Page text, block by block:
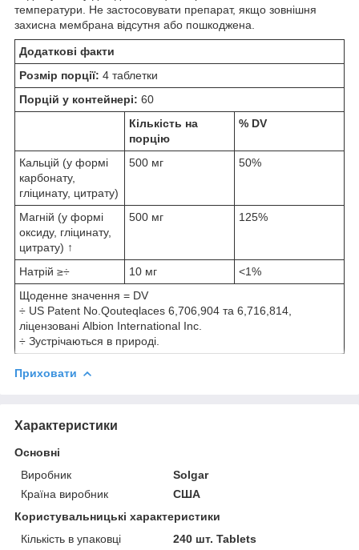
температури. Не застосовувати препарат, якщо зовнішня
захисна мембрана відсутня або пошкоджена.
Додаткові факти
Розмір порції: 4 таблетки
Порцій у контейнері: 60
Кількість на
порцію
% DV
Кальцій (у формі
карбонату,
гліцинату, цитрату)
500 мг 50%
Магній (у формі
оксиду, гліцинату,
цитрату) ↑
500 мг 125%
Натрій ≥÷ 10 мг
<1%
Щоденне значення = DV
÷ US Patent No.Qouteqlaces 6,706,904 та 6,716,814,
ліцензовані Albion International Inc.
÷ Зустрічаються в природі.
Приховати
Характеристики
Основні
Виробник
Solgar
Країна виробник
США
Користувальницькі характеристики
Кількість в упаковці
240 шт. Tablets